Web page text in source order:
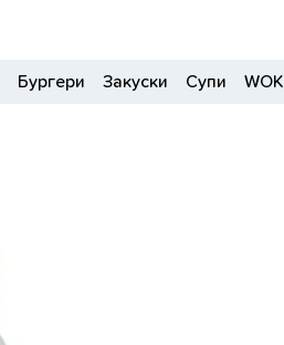
Бургери Закуски Супи WOK